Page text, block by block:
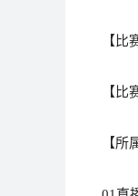
【比
【比
【所